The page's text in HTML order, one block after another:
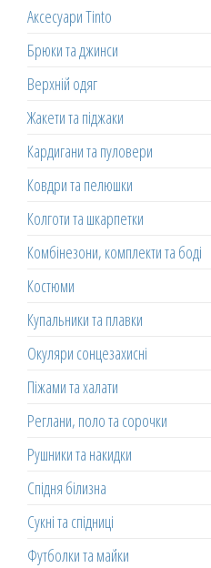
Аксесуари Tinto
Брюки та джинси
Верхній одяг
Жакети та піджаки
Кардигани та пуловери
Ковдри та пелюшки
Колготи та шкарпетки
Комбінезони, комплекти та боді
Костюми
Купальники та плавки
Окуляри сонцезахисні
Піжами та халати
Реглани, поло та сорочки
Рушники та накидки
Спідня білизна
Сукні та спідниці
Футболки та майки